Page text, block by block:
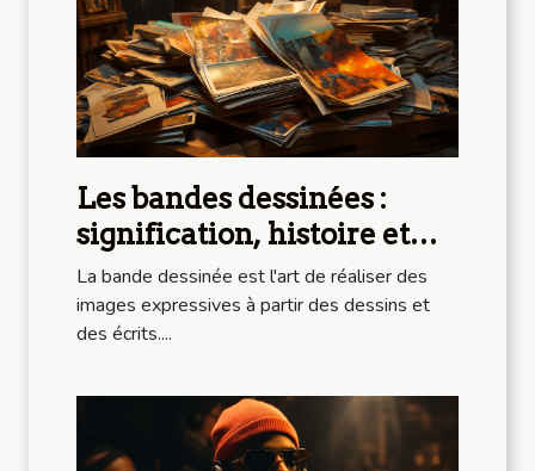
Les bandes dessinées :
signification, histoire et
importance
La bande dessinée est l'art de réaliser des
images expressives à partir des dessins et
des écrits....